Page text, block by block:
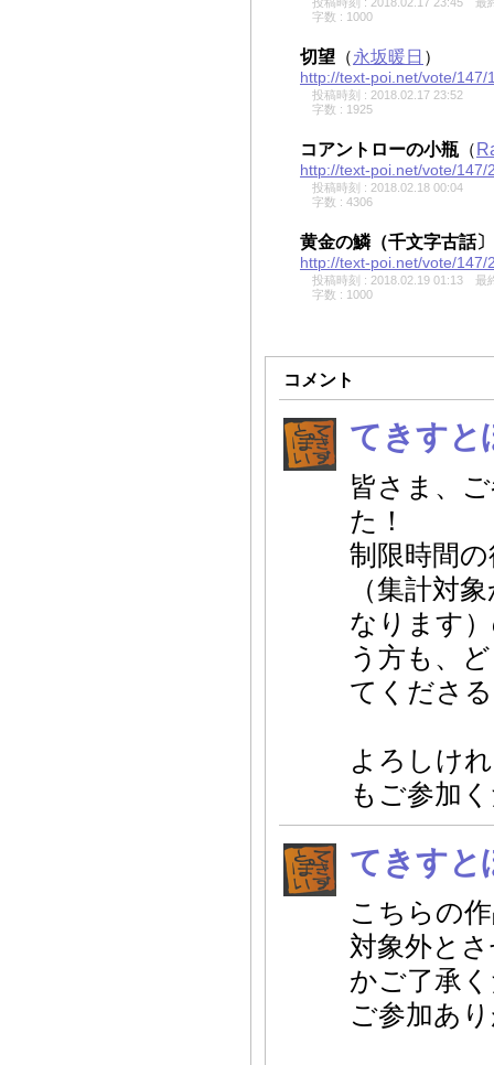
字数 : 1000
切望 （永坂暖日 ）
http://text-poi.net/vote/147/
投稿時刻 : 2018.02.17 23:52
字数 : 1925
コアントローの小瓶 （
http://text-poi.net/vote/147/
投稿時刻 : 2018.02.18 00:04
字数 : 4306
黄金の鱗（千文字古話〕
http://text-poi.net/vote/147/
投稿時刻 : 2018.02.19 01:13
最
字数 : 1000
コメント
てきすと
皆さま、
た！
制限時間
（集計対
なります
う方も、
てくださ
よろしけ
もご参加
てきすと
こちらの
対象外と
かご了承
ご参加あ